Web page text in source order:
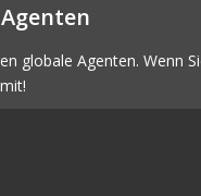
globale Agenten. Wenn